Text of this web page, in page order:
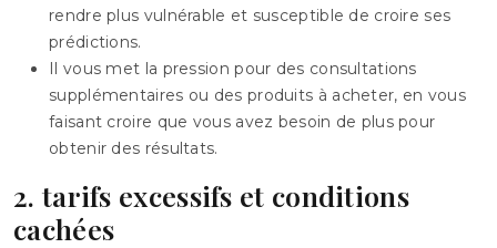
rendre plus vulnérable et susceptible de croire ses
prédictions.
Il vous met la pression pour des consultations
supplémentaires ou des produits à acheter, en vous
faisant croire que vous avez besoin de plus pour
obtenir des résultats.
2. tarifs excessifs et conditions
cachées